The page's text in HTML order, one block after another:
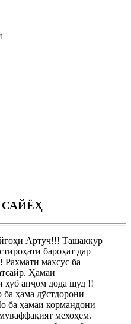
Артуч!!! Ташаккур
бароҳат дар
Рахмати махсус ба
Ҳамаи
хуб анҷом дода шуд !!
ҳама дӯстдорони
ба ҳамаи кормандони
мехоҳем.